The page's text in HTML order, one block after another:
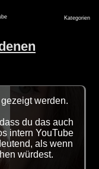
Kategorien
werden.
du das auch
intern YouTube
als wenn
würdest.